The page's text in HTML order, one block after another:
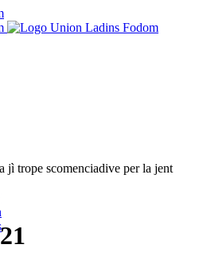
jì trope scomenciadive per la jent